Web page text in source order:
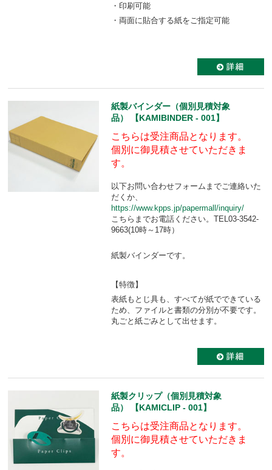
・印刷可能
・両面に貼合する紙をご指定可能
紙製バインダー（個別見積対象
品） 【KAMIBINDER - 001】
こちらは受注商品となります。
個別に御見積させていただきま
す。
以下お問い合わせフォームまでご連絡いた
だくか、
https://www.kpps.jp/papermall/inquiry/
こちらまでお電話ください。TEL03-3542-
9663(10時～17時）
紙製バインダーです。
【特徴】
表紙もとじ具も、すべてが紙でできている
ため、ファイルと書類の分別が不要です。
丸ごと紙ごみとして出せます。
紙製クリップ（個別見積対象
品） 【KAMICLIP - 001】
こちらは受注商品となります。
個別に御見積させていただきま
す。